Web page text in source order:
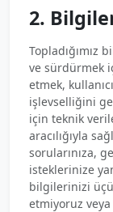
2.
Topladığımız
ve sürdürmek
etmek,
işlevselliğini
için teknik
aracılığıyla
sorularınıza,
isteklerinize
bilgilerinizi
etmiyoruz